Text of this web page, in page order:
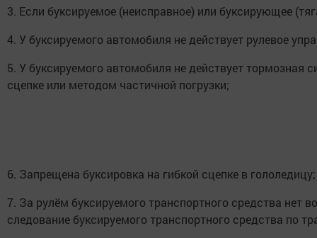
3. Если буксируемое (неисправное) или буксирующее
4. У буксируемого автомобиля не действует рулевое
5. У буксируемого автомобиля не действует
сцепке или методом частичной погрузки;
6. Запрещена буксировка на гибкой сцепке в гололедицу;
7. За рулём буксируемого транспортного средства нет
следование буксируемого транспортного средства по